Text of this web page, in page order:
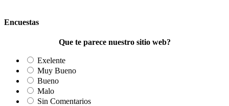
Encuestas
Que te parece nuestro sitio web?
Exelente
Muy Bueno
Bueno
Malo
Sin Comentarios